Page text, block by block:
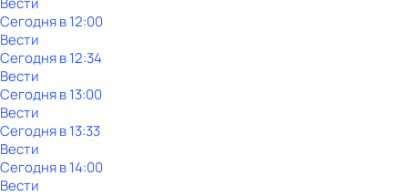
Сегодня в 12:00
Вести
Сегодня в 12:34
Вести
Сегодня в 13:00
Вести
Сегодня в 13:33
Вести
Сегодня в 14:00
Вести